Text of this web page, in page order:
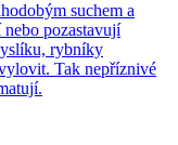
suchem a
pozastavují
rybníky
Tak nepříznivé